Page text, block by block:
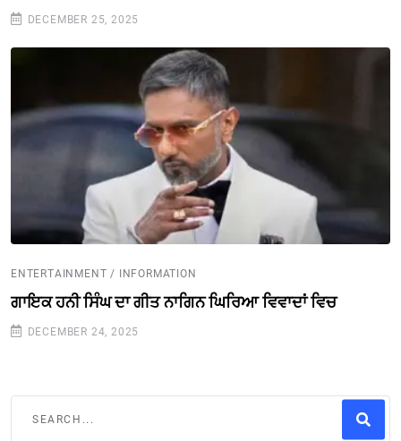
DECEMBER 25, 2025
ENTERTAINMENT / INFORMATION
ਗਾਇਕ ਹਨੀ ਸਿੰਘ ਦਾ ਗੀਤ ਨਾਗਿਨ ਘਿਰਿਆ ਵਿਵਾਦਾਂ ਵਿਚ
DECEMBER 24, 2025